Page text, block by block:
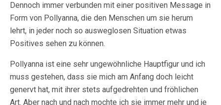
Dennoch immer verbunden mit einer positiven Message in
Form von Pollyanna, die den Menschen um sie herum
lehrt, in jeder noch so ausweglosen Situation etwas
Positives sehen zu können.
Pollyanna ist eine sehr ungewöhnliche Hauptfigur und ich
muss gestehen, dass sie mich am Anfang doch leicht
genervt hat, mit ihrer stets aufgedrehten und fröhlichen
Art. Aber nach und nach mochte ich sie immer mehr und je